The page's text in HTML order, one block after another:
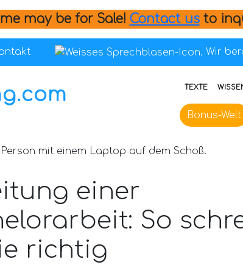
may be for Sale! Contact usto
Wir
TEXTE
Bonus-Welt
einer
So
richtig